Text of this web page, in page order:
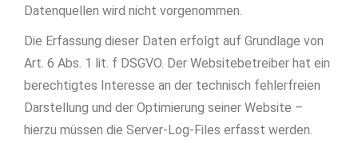
Datenquellen wird nicht vorgenommen.
Die Erfassung dieser Daten erfolgt auf Grundlage von
Art. 6 Abs. 1 lit. f DSGVO. Der Websitebetreiber hat ein
berechtigtes Interesse an der technisch fehlerfreien
Darstellung und der Optimierung seiner Website –
hierzu müssen die Server-Log-Files erfasst werden.